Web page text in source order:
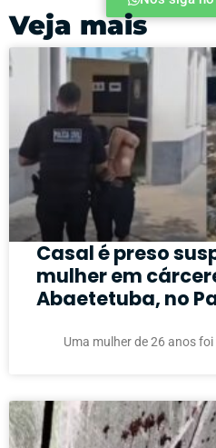
Veja mais
Casal é preso
mulher em
Abaetetuba, no
Uma mulher de 26 anos foi